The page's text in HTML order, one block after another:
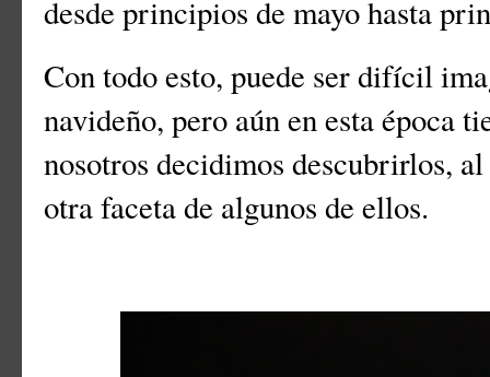
desde principios de mayo hasta
Con todo esto, puede ser difícil
navideño, pero aún en esta época
nosotros decidimos descubrirlos,
otra faceta de algunos de ellos.